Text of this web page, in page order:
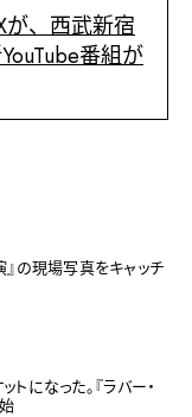
が、西武新宿
番組が
』の現場写真をキャッチ
になった。『ラバー・